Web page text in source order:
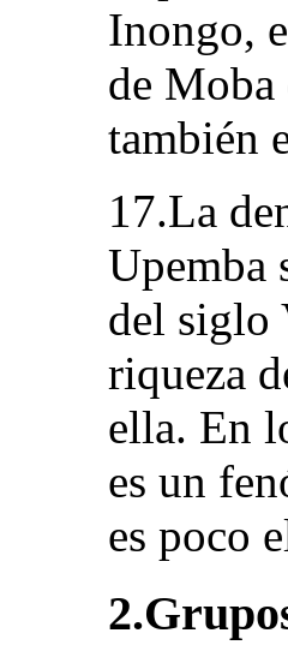
Inongo,
de
también
17.La
Upemba
del siglo
riqueza
ella. En
es un
es poco